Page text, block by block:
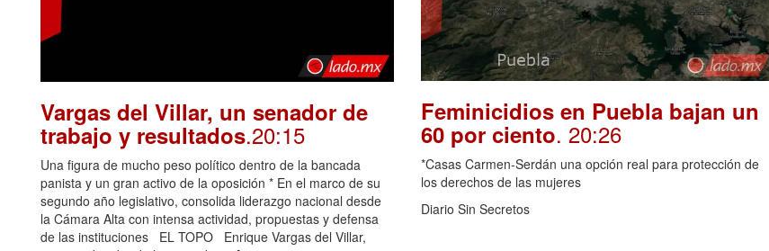
Vargas del Villar, un senador de
trabajo y resultados.20:15
Una figura de mucho peso político dentro de la bancada
panista y un gran activo de la oposición * En el marco de su
segundo año legislativo, consolida liderazgo nacional desde
la Cámara Alta con intensa actividad, propuestas y defensa
de las instituciones EL TOPO Enrique Vargas del Villar,
Feminicidios en Puebla bajan un
60 por ciento. 20:26
*Casas Carmen-Serdán una opción real para protección de
los derechos de las mujeres
Diario Sin Secretos